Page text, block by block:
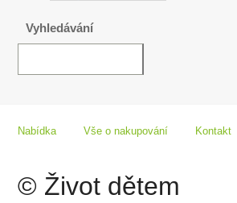
Vyhledávání
Nabídka Vše o nakupování Kontakt
© Život dětem